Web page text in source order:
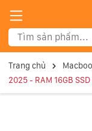
Trang chủ
2025 - RAM 16GB